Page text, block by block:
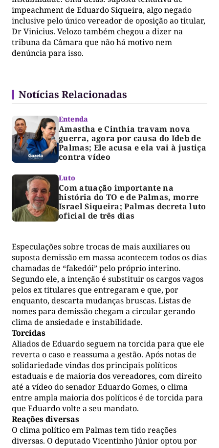
impeachment de Eduardo Siqueira, algo negado
inclusive pelo único vereador de oposição ao titular,
Dr Vinicius. Velozo também chegou a dizer na
tribuna da Câmara que não há motivo nem
denúncia para isso.
Notícias Relacionadas
Entenda
Amastha e Cinthia travam nova
guerra, agora por causa do Ideb de
Palmas; Ele acusa e ela vai à justiça
contra vídeo
Luto
Com atuação importante na
história do TO e de Palmas, morre
Israel Siqueira; Palmas decreta luto
oficial de três dias
Especulações sobre trocas de mais auxiliares ou
suposta demissão em massa acontecem todos os dias
chamadas de “fakedói” pelo próprio interino.
Segundo ele, a intenção é substituir os cargos vagos
pelos ex titulares que entregaram e que, por
enquanto, descarta mudanças bruscas. Listas de
nomes para demissão chegam a circular gerando
clima de ansiedade e instabilidade.
Torcidas
Aliados de Eduardo seguem na torcida para que ele
reverta o caso e reassuma a gestão. Após notas de
solidariedade vindas dos principais políticos
estaduais e de maioria dos vereadores, com direito
até a vídeo do senador Eduardo Gomes, o clima
entre ampla maioria dos políticos é de torcida para
que Eduardo volte a seu mandato.
Reações diversas
O clima político em Palmas tem tido reações
diversas. O deputado Vicentinho Júnior optou por